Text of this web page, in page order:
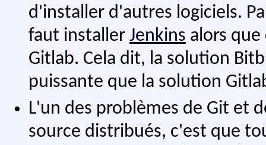
d'installer d'autres logiciels.
faut installer Jenkins alors
Gitlab. Cela dit, la solution
puissante que la solution
L'un des problèmes de Git et
source distribués, c'est que